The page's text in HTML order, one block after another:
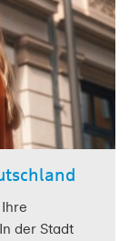
der Stadt